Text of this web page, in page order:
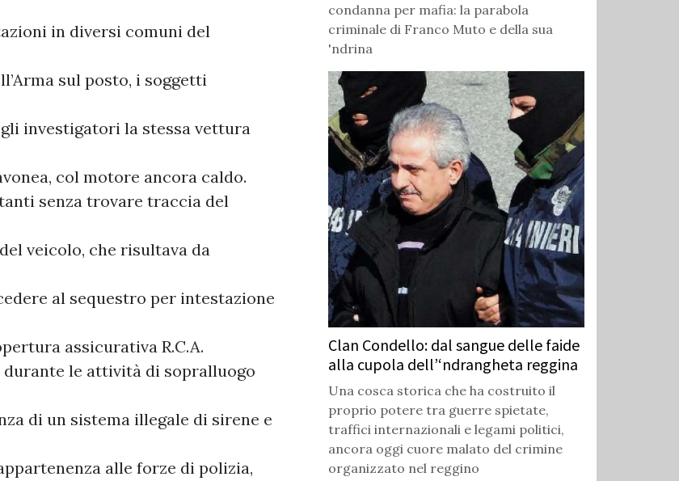
in diversi comuni del
sul posto, i soggetti
investigatori la stessa vettura
col motore ancora caldo.
senza trovare traccia del
veicolo, che risultava da
al sequestro per intestazione
assicurativa R.C.A.
le attività di sopralluogo
di un sistema illegale di sirene e
alle forze di polizia,
condanna per mafia: la parabola
criminale di Franco Muto e della sua
'ndrina
Clan Condello: dal sangue delle faide
alla cupola dell’‘ndrangheta reggina
Una cosca storica che ha costruito il
proprio potere tra guerre spietate,
traffici internazionali e legami politici,
ancora oggi cuore malato del crimine
organizzato nel reggino